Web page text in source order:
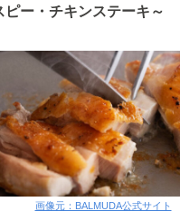
ピー・チキンステーキ～
画像元：BALMUDA公式サイト